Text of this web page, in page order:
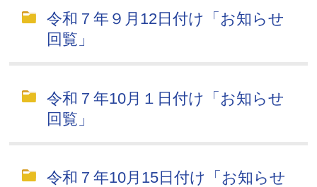
令和７年９月12日付け「お知らせ
回覧」
令和７年10月１日付け「お知らせ
回覧」
令和７年10月15日付け「お知らせ